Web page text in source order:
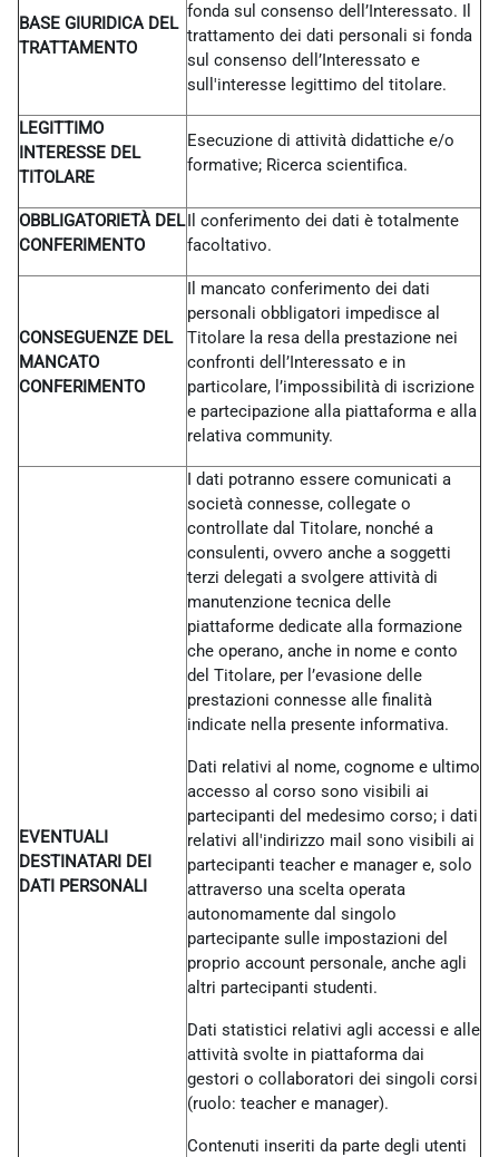
BASE GIURIDICA DEL
TRATTAMENTO
fonda sul consenso dell’Interessato. Il
trattamento dei dati personali si fonda
sul consenso dell’Interessato e
sull'interesse legittimo del titolare.
LEGITTIMO
INTERESSE DEL
TITOLARE
Esecuzione di attività didattiche e/o
formative; Ricerca scientifica.
OBBLIGATORIETÀ DEL
CONFERIMENTO
Il conferimento dei dati è totalmente
facoltativo.
CONSEGUENZE DEL
MANCATO
CONFERIMENTO
Il mancato conferimento dei dati
personali obbligatori impedisce al
Titolare la resa della prestazione nei
confronti dell’Interessato e in
particolare, l’impossibilità di iscrizione
e partecipazione alla piattaforma e alla
relativa community.
EVENTUALI
DESTINATARI DEI
DATI PERSONALI
I dati potranno essere comunicati a
società connesse, collegate o
controllate dal Titolare, nonché a
consulenti, ovvero anche a soggetti
terzi delegati a svolgere attività di
manutenzione tecnica delle
piattaforme dedicate alla formazione
che operano, anche in nome e conto
del Titolare, per l’evasione delle
prestazioni connesse alle finalità
indicate nella presente informativa.
Dati relativi al nome, cognome e ultimo
accesso al corso sono visibili ai
partecipanti del medesimo corso; i dati
relativi all'indirizzo mail sono visibili ai
partecipanti teacher e manager e, solo
attraverso una scelta operata
autonomamente dal singolo
partecipante sulle impostazioni del
proprio account personale, anche agli
altri partecipanti studenti.
Dati statistici relativi agli accessi e alle
attività svolte in piattaforma dai
gestori o collaboratori dei singoli corsi
(ruolo: teacher e manager).
Contenuti inseriti da parte degli utenti